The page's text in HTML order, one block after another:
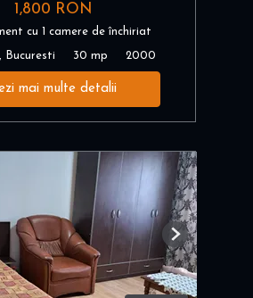
1,800 RON
cu 1 camere de închiriat
Bucuresti 30 mp 2000
mai multe detalii
Next